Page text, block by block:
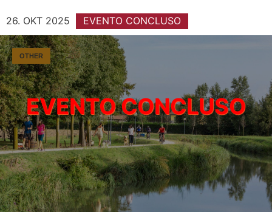
26. OKT 2025 EVENTO CONCLUSO
OTHER